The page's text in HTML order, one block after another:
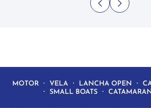
MOTOR VELA LANCHA OPEN
SMALL BOATS